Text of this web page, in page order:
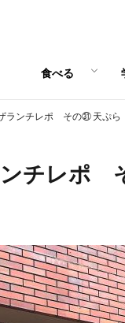
食べる
パン
スイーツ
ランチ
カフェ
ランチレポ その㉛ 天ぷ
チレポ